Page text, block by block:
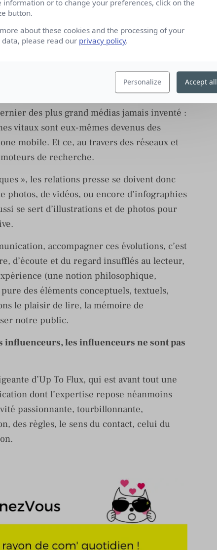
les journalistes ont eux aussi
désabonnent de nos listes de diffusion.
Attachés de presse en 2021
presse a multiplié ses canaux de
des plus grand médias jamais inventé :
vitaux sont eux-mêmes devenus des
mobile. Et ce, au travers des réseaux et
de recherche.
», les relations presse se doivent donc
photos, de vidéos, ou encore d’infographies
se sert d’illustrations et de photos pour
accompagner ces évolutions, c’est
d’écoute et du regard insufflés au lecteur,
(une notion philosophique,
des éléments conceptuels, textuels,
le plaisir de lire, la mémoire de
notre public.
influenceurs, les influenceurs ne sont pas
d’Up To Flux, qui est avant tout une
dont l’expertise repose néanmoins
passionnante, tourbillonnante,
des règles, le sens du contact, celui du
information or to change your preferences, click on the
button.
about these cookies and the processing of your
data, please read our privacy policy.
Personalize Accept all